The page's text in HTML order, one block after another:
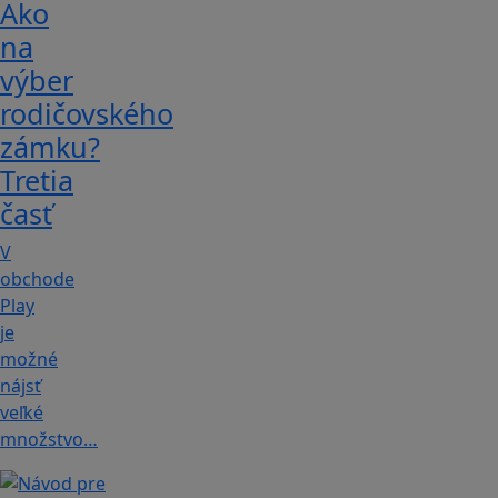
Ako
na
výber
rodičovského
zámku?
Tretia
časť
V
obchode
Play
je
možné
nájsť
veľké
množstvo…